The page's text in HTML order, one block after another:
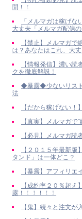
開！！
「メルマガは稼げ
大丈夫「メルマガ配信
【禁止】メルマガで
は？あなたはこれ、大
【情報発信】濃い
クを徹底解説！
◆暴露◆少ないリス
法
【だから稼げない
【真実】メルマガで
【必見】メルマガ読
【２０１５年最新
タンド」は一体どこ？
【暴露】アフィリエ
【成約率２０％超
露！！！！！！
【鬼】続々と注文